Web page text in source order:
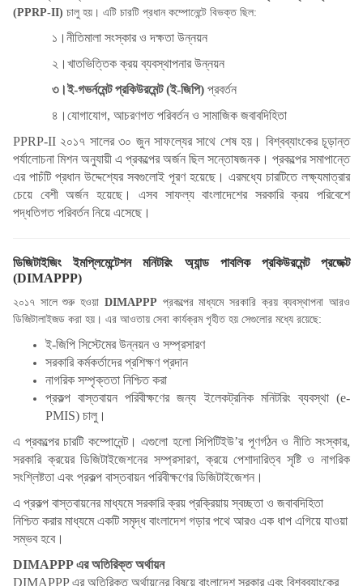
(PPRP-II) চালু হয়। এটি চারটি প্রধান কম্পোনেন্টে বিভক্ত ছিল:
১।নীতিমালা সংস্কার ও দক্ষতা উন্নয়ন
২।খাতভিত্তিক ক্রয় ব্যবস্থাপনার উন্নয়ন
৩।ই-গভর্নমেন্ট প্রকিউরমেন্ট (ই-জিপি) প্রবর্তন
৪।যোগাযোগ, আচরণগত পরিবর্তন ও সামাজিক জবাবদিহিতা
PPRP-II ২০১৭ সালের ৩০ জুন সাফল্যের সাথে শেষ হয়। বিশ্বব্যাংকের চূড়ান্ত
পর্যালোচনা মিশন অনুযায়ী এ প্রকল্পের অর্জন ছিল সন্তোষজনক। প্রকল্পের সমাপান্তে
এর পাচঁটি প্রধান উদ্দেশ্যের সবগুলোই পূরণ হয়েছে। এরমধ্যে চারটিতে লক্ষ্যমাত্রার
চেয়ে বেশী অর্জন হয়েছে। এসব সাফল্য বাংলাদেশের সরকারি ক্রয় পরিবেশে
পদ্ধতিগত পরিবর্তন নিয়ে এসেছে।
ডিজিটাইজিং ইমপ্লিমেন্টেশন মনিটরিং অ্যান্ড পাবলিক প্রকিউরমেন্ট প্রজেক্ট
(DIMAPPP)
২০১৭ সালে শুরু হওয়া DIMAPPP প্রকল্পের মাধ্যমে সরকারি ক্রয় ব্যবস্থাপনা আরও
ডিজিটালাইজড করা হয়। এর আওতায় সেবা কার্যক্রম গৃহীত হয় সেগুলোর মধ্যে রয়েছে:
ই-জিপি সিস্টেমের উন্নয়ন ও সম্প্রসারণ
সরকারি কর্মকর্তাদের প্রশিক্ষণ প্রদান
নাগরিক সম্পৃক্ততা নিশ্চিত করা
প্রকল্প বাস্তবায়নপরিবীক্ষণের জন্য ইলেকট্রনিক মনিটরিং ব্যবস্থা (e-
PMIS) চালু।
এ প্রকল্পের চারটি কম্পোনেন্ট। এগুলো হলো সিপিটিইউ’র পূণর্গঠন ও নীতি সংস্কার,
সরকারি ক্রয়ের ডিজিটাইজেশনের সম্প্রসারণ, ক্রয়ে পেশাদারিত্ব সৃষ্টি ও নাগরিক
সংশ্লিষ্টতা এবং প্রকল্প বাস্তবায়ন পরিবীক্ষণের ডিজিটাইজেশন।
এ প্রকল্প বাস্তবায়নের মাধ্যমে সরকারি ক্রয় প্রক্রিয়ায় স্বচ্ছতা ও জবাবদিহিতা
নিশ্চিত করার মাধ্যমে একটি সমৃদ্ধ বাংলাদেশ গড়ার পথে আরও এক ধাপ এগিয়ে যাওয়া
সম্ভব হবে।
DIMAPPP এর অতিরিক্ত অর্থায়ন
DIMAPPP এর অতিরিক্ত অর্থায়নের বিষয়ে বাংলাদেশ সরকার এবং বিশ্বব্যাংকের